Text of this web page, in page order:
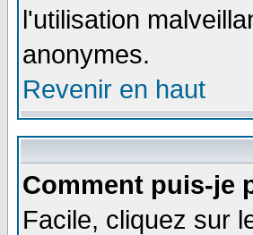
l'utilisation
anonymes.
Revenir en haut
Comment puis-je
Facile, cliquez sur